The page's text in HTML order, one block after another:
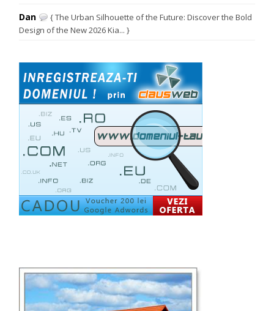
Dan
{ The Urban Silhouette of the Future: Discover the Bold
Design of the New 2026 Kia... }